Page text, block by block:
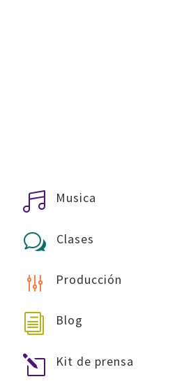
 Musica
w Clases
g Producción
i Blog
l Kit de prensa